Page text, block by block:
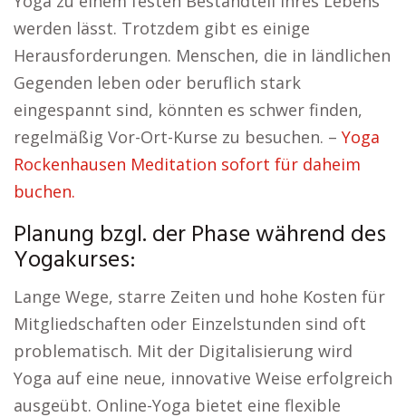
werden lässt. Trotzdem gibt es einige
Herausforderungen. Menschen, die in ländlichen
Gegenden leben oder beruflich stark
eingespannt sind, könnten es schwer finden,
regelmäßig Vor-Ort-Kurse zu besuchen. – Yoga
Rockenhausen Meditation sofort für daheim
buchen.
Planung bzgl. der Phase während des
Yogakurses:
Lange Wege, starre Zeiten und hohe Kosten für
Mitgliedschaften oder Einzelstunden sind oft
problematisch. Mit der Digitalisierung wird
Yoga auf eine neue, innovative Weise erfolgreich
ausgeübt. Online-Yoga bietet eine flexible